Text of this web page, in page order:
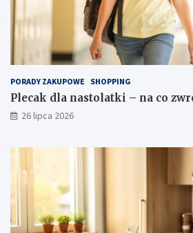
PORADY ZAKUPOWE SHOPPING
Plecak dla nastolatki – na co
26 lipca 2026